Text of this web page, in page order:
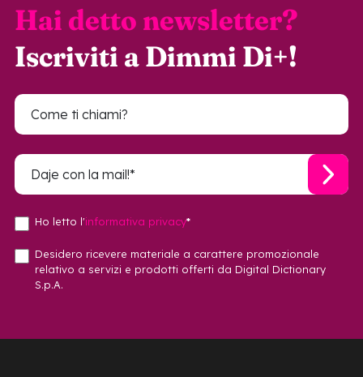
Hai detto newsletter?
Iscriviti a Dimmi Di+!
Ho letto l'informativa privacy*
Desidero ricevere materiale a carattere promozionale
relativo a servizi e prodotti offerti da Digital Dictionary
S.p.A.